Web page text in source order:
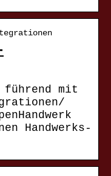
führend mit
Handwerks-